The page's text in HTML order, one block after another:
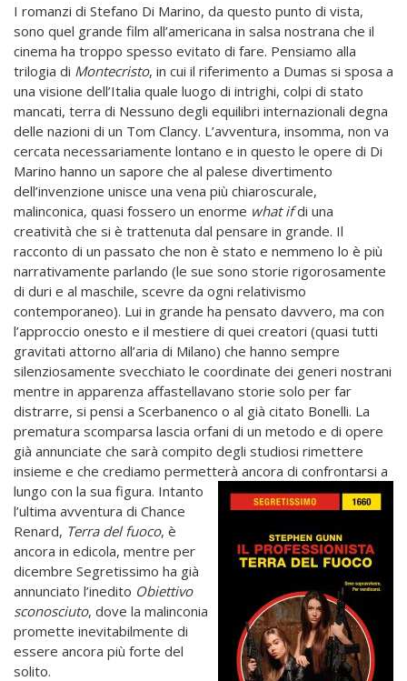
I romanzi di Stefano Di Marino, da questo punto di vista,
sono quel grande film all’americana in salsa nostrana che il
cinema ha troppo spesso evitato di fare. Pensiamo alla
trilogia di Montecristo, in cui il riferimento a Dumas si sposa a
una visione dell’Italia quale luogo di intrighi, colpi di stato
mancati, terra di Nessuno degli equilibri internazionali degna
delle nazioni di un Tom Clancy. L’avventura, insomma, non va
cercata necessariamente lontano e in questo le opere di Di
Marino hanno un sapore che al palese divertimento
dell’invenzione unisce una vena più chiaroscurale,
malinconica, quasi fossero un enorme what ifdi una
creatività che si è trattenuta dal pensare in grande. Il
racconto di un passato che non è stato e nemmeno lo è più
narrativamente parlando (le sue sono storie rigorosamente
di duri e al maschile, scevre da ogni relativismo
contemporaneo). Lui in grande ha pensato davvero, ma con
l’approccio onesto e il mestiere di quei creatori (quasi tutti
gravitati attorno all’aria di Milano) che hanno sempre
silenziosamente svecchiato le coordinate dei generi nostrani
mentre in apparenza affastellavano storie solo per far
distrarre, si pensi a Scerbanenco o al già citato Bonelli. La
prematura scomparsa lascia orfani di un metodo e di opere
già annunciate che sarà compito degli studiosi rimettere
insieme e che crediamo permetterà ancora di confrontarsi a
lungo con la sua figura. Intanto
l’ultima avventura di Chance
Renard, Terra del fuoco, è
ancora in edicola, mentre per
dicembre Segretissimo ha già
annunciato l’inedito Obiettivo
sconosciuto, dove la malinconia
promette inevitabilmente di
essere ancora più forte del
solito.